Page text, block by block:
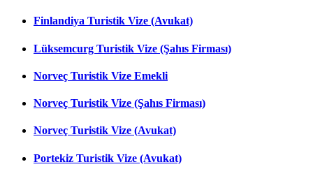
Finlandiya Turistik Vize (Avukat)
Lüksemcurg Turistik Vize (Şahıs Firması)
Norveç Turistik Vize Emekli
Norveç Turistik Vize (Şahıs Firması)
Norveç Turistik Vize (Avukat)
Portekiz Turistik Vize (Avukat)